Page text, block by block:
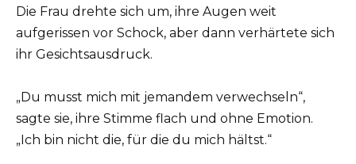
Die Frau drehte sich um, ihre Augen weit
aufgerissen vor Schock, aber dann verhärtete sich
ihr Gesichtsausdruck.
„Du musst mich mit jemandem verwechseln“,
sagte sie, ihre Stimme flach und ohne Emotion.
„Ich bin nicht die, für die du mich hältst.“